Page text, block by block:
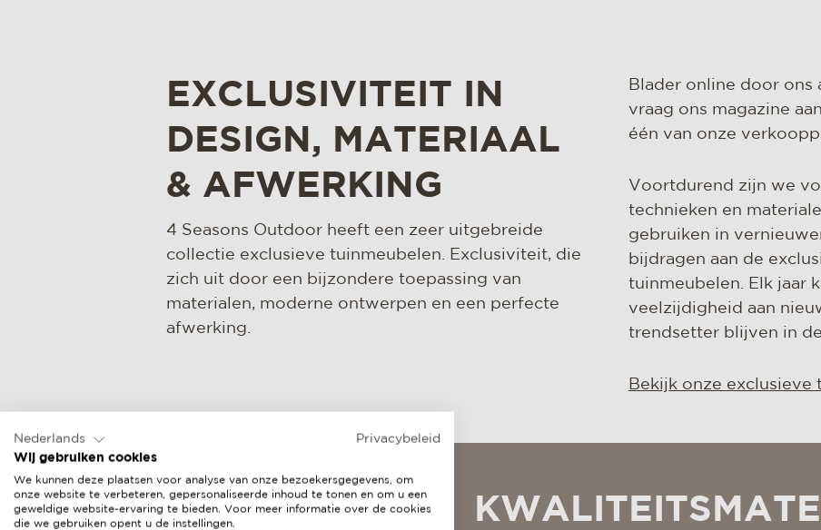
EXCLUSIVITEIT IN
DESIGN, MATERIAAL
& AFWERKING
4 Seasons Outdoor heeft een zeer uitgebreide
collectie exclusieve tuinmeubelen. Exclusiviteit, die
zich uit door een bijzondere toepassing van
materialen, moderne ontwerpen en een perfecte
afwerking.
Blader online door ons
vraag ons magazine
één van onze
Voortdurend zijn we
technieken en
gebruiken in
bijdragen aan de
tuinmeubelen. Elk jaar
veelzijdigheid aan
trendsetter blijven in
Bekijk onze exclusieve
Nederlands
Privacybeleid
Wij gebruiken cookies
We kunnen deze plaatsen voor analyse van onze bezoekersgegevens, om
onze website te verbeteren, gepersonaliseerde inhoud te tonen en om u een
geweldige website-ervaring te bieden. Voor meer informatie over de cookies
die we gebruiken opent u de instellingen.